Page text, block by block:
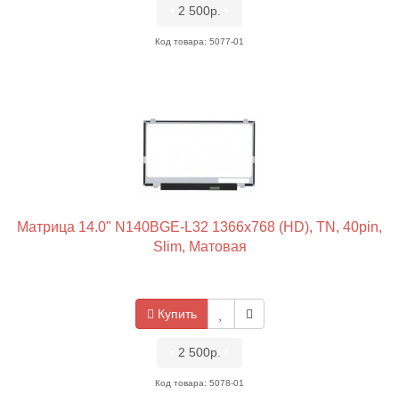
2 500р.
Код товара: 5077-01
Матрица 14.0" N140BGE-L32 1366x768 (HD), TN, 40pin,
Slim, Матовая
Купить
2 500р.
Код товара: 5078-01